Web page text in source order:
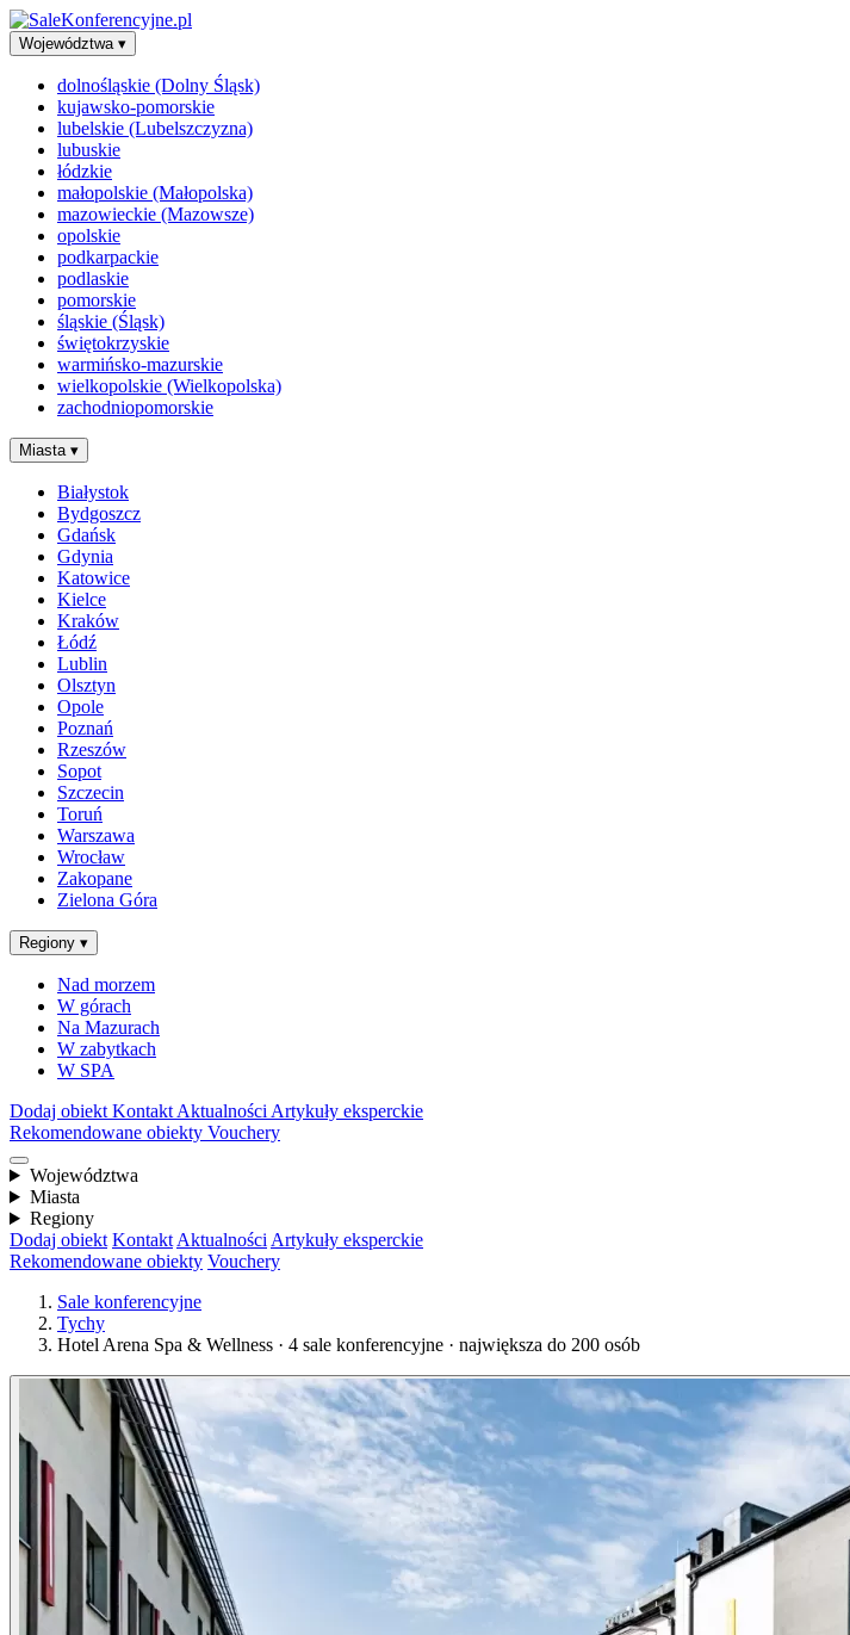
Województwa ▾
dolnośląskie (Dolny Śląsk)
kujawsko-pomorskie
lubelskie (Lubelszczyzna)
lubuskie
łódzkie
małopolskie (Małopolska)
mazowieckie (Mazowsze)
opolskie
podkarpackie
podlaskie
pomorskie
śląskie (Śląsk)
świętokrzyskie
warmińsko-mazurskie
wielkopolskie (Wielkopolska)
zachodniopomorskie
Miasta ▾
Białystok
Bydgoszcz
Gdańsk
Gdynia
Katowice
Kielce
Kraków
Łódź
Lublin
Olsztyn
Opole
Poznań
Rzeszów
Sopot
Szczecin
Toruń
Warszawa
Wrocław
Zakopane
Zielona Góra
Regiony ▾
Nad morzem
W górach
Na Mazurach
W zabytkach
W SPA
Dodaj obiekt Kontakt Aktualności Artykuły eksperckie
Rekomendowane obiekty Vouchery
Województwa
Miasta
Regiony
Dodaj obiekt Kontakt Aktualności Artykuły eksperckie
Rekomendowane obiekty Vouchery
Sale konferencyjne
Tychy
Hotel Arena Spa & Wellness · 4 sale konferencyjne · największa do 200 osób